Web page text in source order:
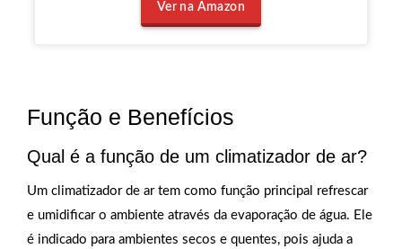
Ver na Amazon
Função e Benefícios
Qual é a função de um climatizador de ar?
Um climatizador de ar tem como função principal refrescar
e umidificar o ambiente através da evaporação de água. Ele
é indicado para ambientes secos e quentes, pois ajuda a